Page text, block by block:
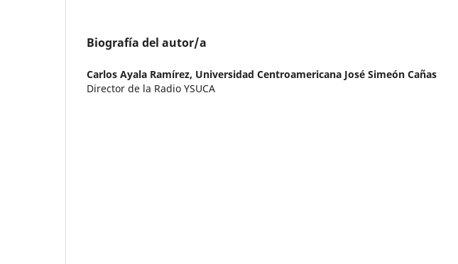
Biografía del autor/a
Carlos Ayala Ramírez, Universidad Centroamericana José Simeón Cañas
Director de la Radio YSUCA